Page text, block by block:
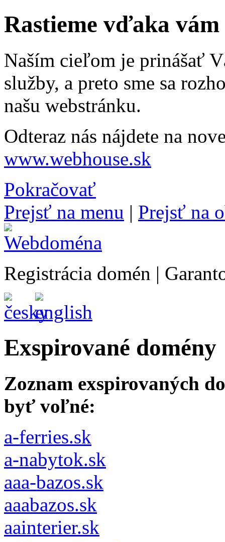
Rastieme vďaka vám
Naším cieľom je prinášať
služby, a preto sme sa
našu webstránku.
Odteraz nás nájdete na
www.webhouse.sk
Pokračovať
Prejsť na menu | Prejsť na
Registrácia domén |
Exspirované domény
Zoznam exspirovaných
byť voľné:
a-ferries.sk
a-nabytok.sk
aaa-bazos.sk
aaabazos.sk
aainterier.sk